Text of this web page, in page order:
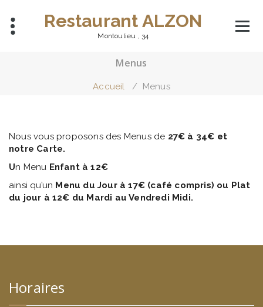
contenu
Restaurant ALZON
Montoulieu , 34
Menus
Accueil / Menus
Nous vous proposons des Menus de 27€ à 34€ et
notre Carte.
Un Menu Enfant à 12€
ainsi qu’un Menu du Jour à 17€ (café compris) ou Plat
du jour à 12€ du Mardi au Vendredi Midi.
Horaires